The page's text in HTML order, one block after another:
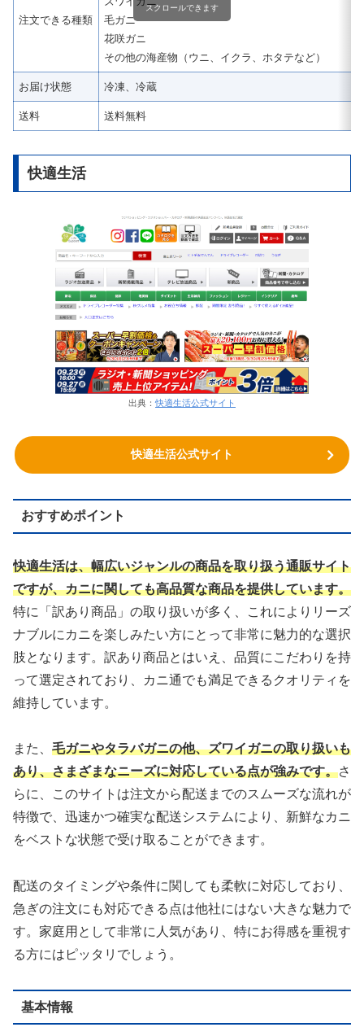
注文できる種類
毛ガニ
花咲ガニ
その他の海産物（ウニ、イクラ、ホタテなど）
お届け状態 冷凍、冷蔵
送料 送料無料
スクロールできます
快適生活
出典：快適生活公式サイト
快適生活公式サイト
おすすめポイント
快適生活は、幅広いジャンルの商品を取り扱う通販サイト
ですが、カニに関しても高品質な商品を提供しています。
特に「訳あり商品」の取り扱いが多く、これによりリーズ
ナブルにカニを楽しみたい方にとって非常に魅力的な選択
肢となります。訳あり商品とはいえ、品質にこだわりを持
って選定されており、カニ通でも満足できるクオリティを
維持しています。
また、 毛ガニやタラバガニの他、ズワイガニの取り扱いも
あり、さまざまなニーズに対応している点が強みです。さ
らに、このサイトは注文から配送までのスムーズな流れが
特徴で、迅速かつ確実な配送システムにより、新鮮なカニ
をベストな状態で受け取ることができます。
配送のタイミングや条件に関しても柔軟に対応しており、
急ぎの注文にも対応できる点は他社にはない大きな魅力で
す。家庭用として非常に人気があり、特にお得感を重視す
る方にはピッタリでしょう。
基本情報